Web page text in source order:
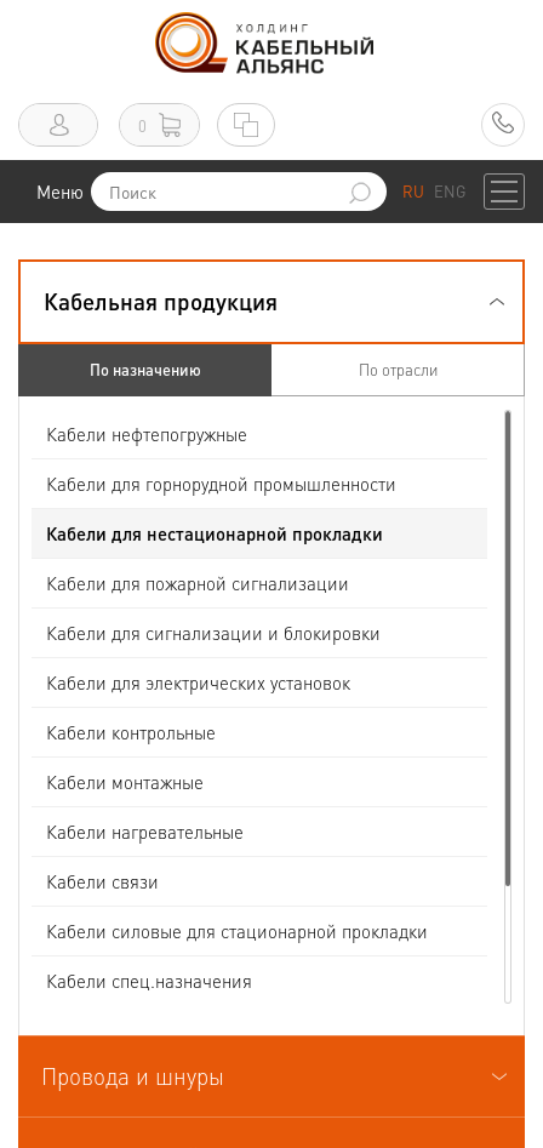
0
Меню RU ENG
Кабельная продукция
По назначению По отрасли
Кабели нефтепогружные
Кабели для горнорудной промышленности
Кабели для нестационарной прокладки
Кабели для пожарной сигнализации
Кабели для сигнализации и блокировки
Кабели для электрических установок
Кабели контрольные
Кабели монтажные
Кабели нагревательные
Кабели связи
Кабели силовые для стационарной прокладки
Кабели спец.назначения
Кабели судовые
Кабели термоэлектродные
Провода и шнуры